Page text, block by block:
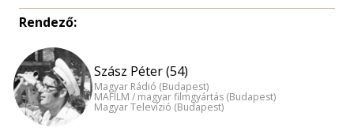
Rendező:
Szász Péter (54)
Magyar Rádió (Budapest)
MAFILM / magyar filmgyártás (Budapest)
Magyar Televízió (Budapest)